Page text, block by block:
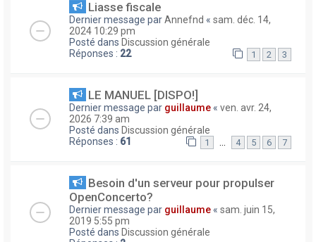
Liasse fiscale
Dernier message parAnnefnd « sam. déc. 14,
2024 10:29 pm
Posté dans Discussion générale
Réponses : 22 1 2 3
LE MANUEL [DISPO!]
Dernier message par guillaume « ven. avr. 24,
2026 7:39 am
Posté dans Discussion générale
Réponses : 61 1 … 4 5 6 7
Besoin d'un serveur pour propulser
OpenConcerto?
Dernier message par guillaume « sam. juin 15,
2019 5:55 pm
Posté dans Discussion générale